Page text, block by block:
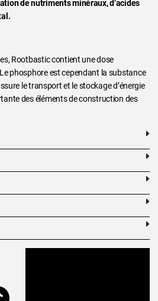
de nutriments minéraux, d’acides
Rootbastic contient une dose
phosphore est cependant la substance
le transport et le stockage d’énergie
des éléments de construction des